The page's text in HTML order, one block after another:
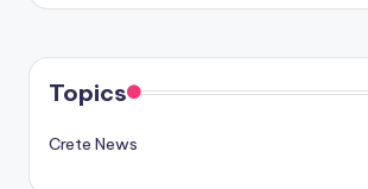
Topics
Crete News